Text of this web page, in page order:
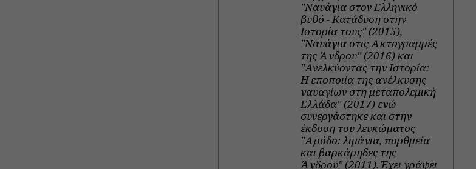
"Ναυάγια στον Ελληνικό
βυθό - Κατάδυση στην
Ιστορία τους" (2015),
"Ναυάγια στις Ακτογραμμές
της Άνδρου" (2016) και
"Ανελκύοντας την Ιστορία:
Η εποποιία της ανέλκυσης
ναυαγίων στη μεταπολεμική
Ελλάδα" (2017) ενώ
συνεργάστηκε και στην
έκδοση του λευκώματος
"Αρόδο: λιμάνια, πορθμεία
και βαρκάρηδες της
Άνδρου" (2011). Έχει γράψει